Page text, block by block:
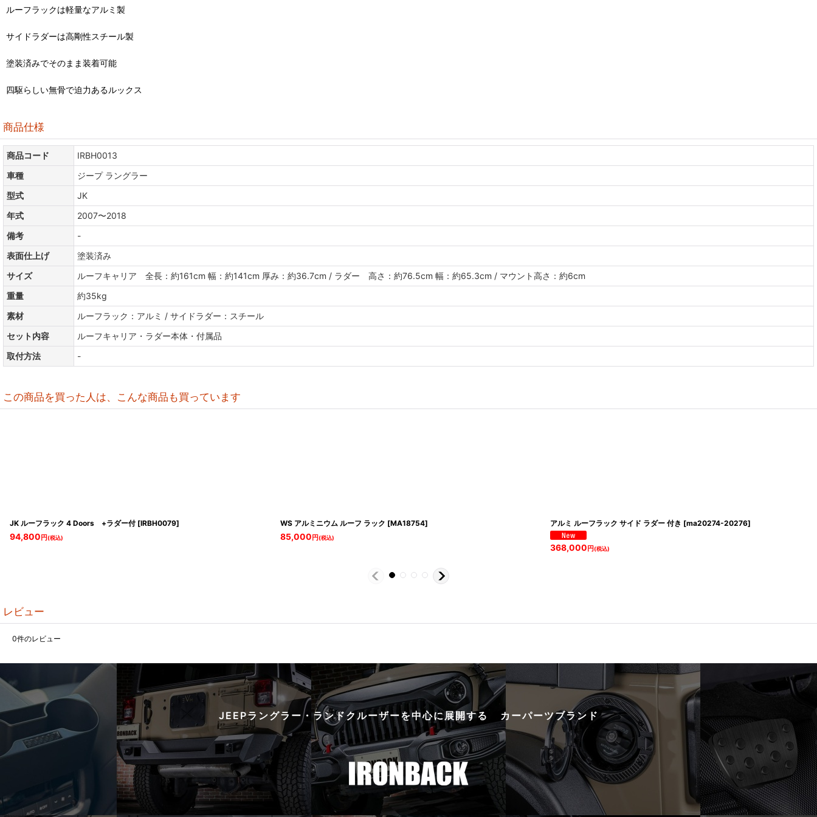
ルーフラックは軽量なアルミ製
サイドラダーは高剛性スチール製
塗装済みでそのまま装着可能
四駆らしい無骨で迫力あるルックス
商品仕様
商品コード
IRBH0013
車種
ジープ ラングラー
型式
JK
年式
2007〜2018
備考
-
表面仕上げ
塗装済み
サイズ
ルーフキャリア 全長：約161cm 幅：約141cm 厚み：約36.7cm / ラダー 高さ：約76.5cm 幅：約65.3cm / マウント高さ：約6cm
重量
約35kg
素材
ルーフラック：アルミ / サイドラダー：スチール
セット内容
ルーフキャリア・ラダー本体・付属品
取付方法
-
この商品を買った人は、こんな商品も買っています
JK ルーフラック 4 Doors +ラダー付 [IRBH0079]
94,800 円(税込)
WS アルミニウム ルーフ ラック [MA18754]
85,000 円(税込)
アルミ ルーフラック サイド ラダー 付き [ma20274-20276]
368,000 円(税込)
レビュー
0件のレビュー
JEEPラングラー・ランドクルーザーを中心に展開する カーパーツブランド